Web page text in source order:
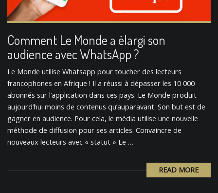
Comment Le Monde a élargi son
audience avec WhatsApp ?
Le Monde utilise Whatsapp pour toucher des lecteurs
francophones en Afrique ! Il a réussi à dépasser les 10 000
abonnés sur l’application dans ces pays. Le Monde produit
aujourd’hui moins de contenus qu’auparavant. Son but est de
gagner en audience. Pour cela, le média utilise une nouvelle
méthode de diffusion pour ses articles. Convaincre de
nouveaux lecteurs avec « statut » Le …
READ MORE